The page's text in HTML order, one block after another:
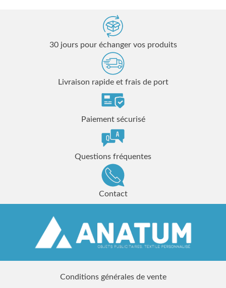
30 jours pour échanger vos produits
Livraison rapide et frais de port
Paiement sécurisé
Questions fréquentes
Contact
Conditions générales de vente